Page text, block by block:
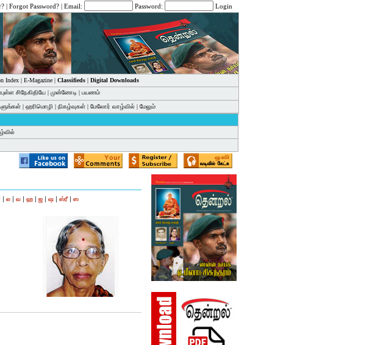
| Forgot Password? | Email: Password: Login
Index| E-Magazine| Classifieds| Digital Downloads
சிநேகிதியே | முன்னோடி | பயணம்
| ஹரிமொழி | நிகழ்வுகள் | மேலோர் வாழ்வில் | மேலும்
| ல | வ | ஹ | ஜ | ஷ | ஸ்ரீ| ஸ